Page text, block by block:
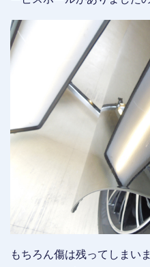
もちろん傷は残ってしまい